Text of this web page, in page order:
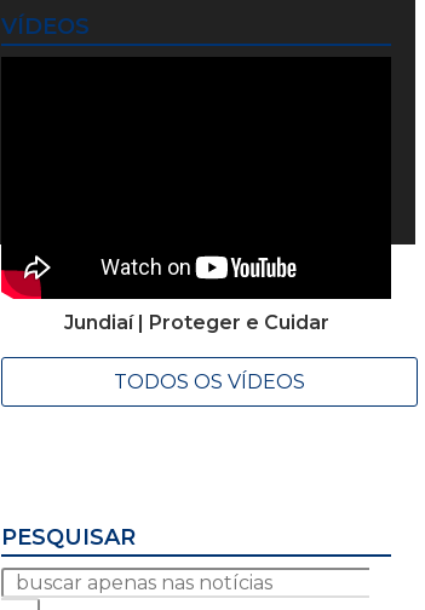
VÍDEOS
Jundiaí | Proteger e Cuidar
TODOS OS VÍDEOS
PESQUISAR